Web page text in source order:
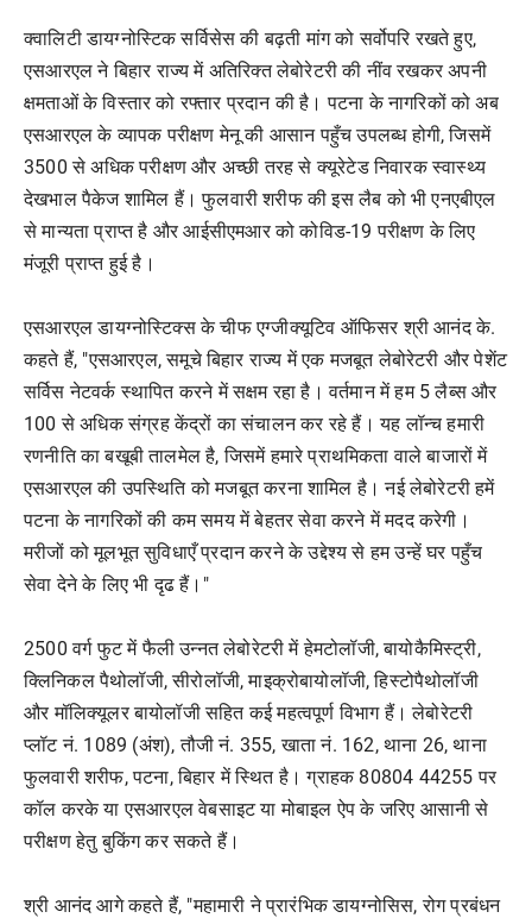
क्वालिटी डायग्नोस्टिक सर्विसेस की बढ़ती मांग को सर्वोपरि रखते हुए,
एसआरएल ने बिहार राज्य में अतिरिक्त लेबोरेटरी की नींव रखकर अपनी
क्षमताओं के विस्तार को रफ्तार प्रदान की है। पटना के नागरिकों को अब
एसआरएल के व्यापक परीक्षण मेनू की आसान पहुँच उपलब्ध होगी, जिसमें
3500 से अधिक परीक्षण और अच्छी तरह से क्यूरेटेड निवारक स्वास्थ्य
देखभाल पैकेज शामिल हैं। फुलवारी शरीफ की इस लैब को भी एनएबीएल
से मान्यता प्राप्त है और आईसीएमआर को कोविड-19 परीक्षण के लिए
मंजूरी प्राप्त हुई है।
एसआरएल डायग्नोस्टिक्स के चीफ एग्जीक्यूटिव ऑफिसर श्री आनंद के.
कहते हैं, "एसआरएल, समूचे बिहार राज्य में एक मजबूत लेबोरेटरी और पेशेंट
सर्विस नेटवर्क स्थापित करने में सक्षम रहा है। वर्तमान में हम 5 लैब्स और
100 से अधिक संग्रह केंद्रों का संचालन कर रहे हैं। यह लॉन्च हमारी
रणनीति का बखूबी तालमेल है, जिसमें हमारे प्राथमिकता वाले बाजारों में
एसआरएल की उपस्थिति को मजबूत करना शामिल है। नई लेबोरेटरी हमें
पटना के नागरिकों की कम समय में बेहतर सेवा करने में मदद करेगी।
मरीजों को मूलभूत सुविधाएँ प्रदान करने के उद्देश्य से हम उन्हें घर पहुँच
सेवा देने के लिए भी दृढ हैं।"
2500 वर्ग फुट में फैली उन्नत लेबोरेटरी में हेमटोलॉजी, बायोकैमिस्ट्री,
क्लिनिकल पैथोलॉजी, सीरोलॉजी, माइक्रोबायोलॉजी, हिस्टोपैथोलॉजी
और मॉलिक्यूलर बायोलॉजी सहित कई महत्वपूर्ण विभाग हैं। लेबोरेटरी
प्लॉट नं. 1089 (अंश), तौजी नं. 355, खाता नं. 162, थाना 26, थाना
फुलवारी शरीफ, पटना, बिहार में स्थित है। ग्राहक 80804 44255 पर
कॉल करके या एसआरएल वेबसाइट या मोबाइल ऐप के जरिए आसानी से
परीक्षण हेतु बुकिंग कर सकते हैं।
श्री आनंद आगे कहते हैं, "महामारी ने प्रारंभिक डायग्नोसिस, रोग प्रबंधन